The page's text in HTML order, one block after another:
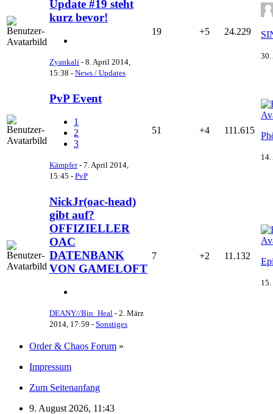
Update #19 steht
kurz bevor!
Zyankali - 8. April 2014,
15:38 - News / Updates
19 +5 24.229
30.
PvP Event
1
2
3
Kämpfer- 7. April 2014,
15:45 - PvP
51 +4 111.615
NickJr(oac-head)
gibt auf?
OFFIZIELLER
OAC
DATENBANK
VON GAMELOFT
DEANY//Bin_Heal - 2. März
2014, 17:59 - Sonstiges
7 +2 11.132
Order & Chaos Forum »
Impressum
Zum Seitenanfang
9. August 2026, 11:43